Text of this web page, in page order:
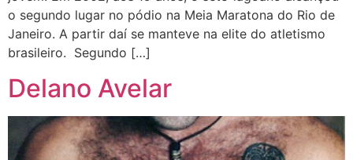
o segundo lugar no pódio na Meia Maratona do Rio de
Janeiro. A partir daí se manteve na elite do atletismo
brasileiro. Segundo […]
Delano Avelar